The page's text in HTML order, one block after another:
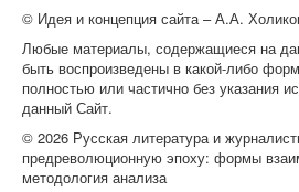
© Идея и концепция сайта – А.А.
Любые материалы, содержащиеся на
быть воспроизведены в какой-либо
полностью или частично без указания
данный Сайт.
© 2026 Русская литература и
предреволюционную эпоху: формы
методология анализа